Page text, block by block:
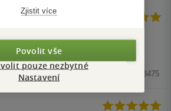
od Sparkse:)
Kniha, Ikar, 2013, 9788024923475
Zjistit více
Povolit vše
pouze nezbytné
Nastavení